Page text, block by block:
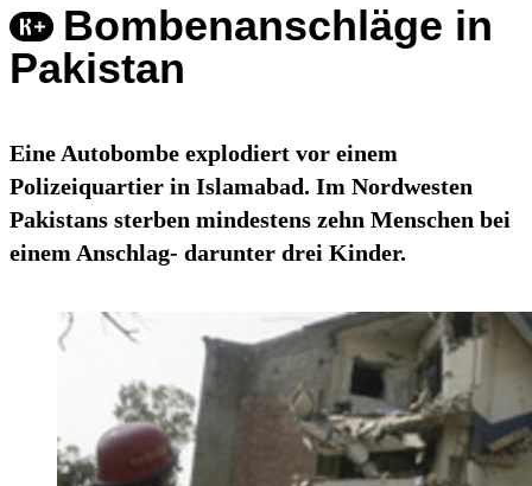
Bombenanschläge in
Pakistan
Eine Autobombe explodiert vor einem
Polizeiquartier in Islamabad. Im Nordwesten
Pakistans sterben mindestens zehn Menschen bei
einem Anschlag- darunter drei Kinder.